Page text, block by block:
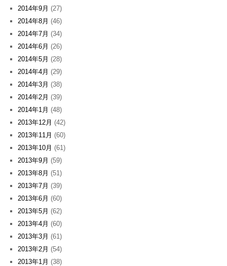
2014年9月 (27)
2014年8月 (46)
2014年7月 (34)
2014年6月 (26)
2014年5月 (28)
2014年4月 (29)
2014年3月 (38)
2014年2月 (39)
2014年1月 (48)
2013年12月 (42)
2013年11月 (60)
2013年10月 (61)
2013年9月 (59)
2013年8月 (51)
2013年7月 (39)
2013年6月 (60)
2013年5月 (62)
2013年4月 (60)
2013年3月 (61)
2013年2月 (54)
2013年1月 (38)